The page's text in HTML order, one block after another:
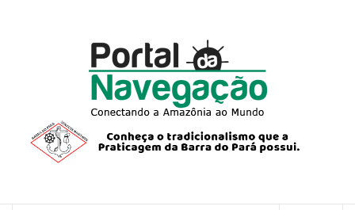
CONECTANDO A AMAZÔNIA COM O MUNDO.